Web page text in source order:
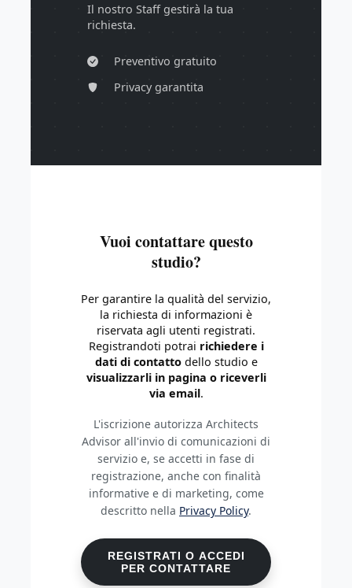
Il nostro Staff gestirà la tua
richiesta.
Preventivo gratuito
Privacy garantita
Vuoi contattare questo
studio?
Per garantire la qualità del servizio,
la richiesta di informazioni è
riservata agli utenti registrati.
Registrandoti potrai richiedere i
dati di contattodello studio e
visualizzarli in pagina o riceverli
via email.
L'iscrizione autorizza Architects
Advisor all'invio di comunicazioni di
servizio e, se accetti in fase di
registrazione, anche con finalità
informative e di marketing, come
descritto nella Privacy Policy.
REGISTRATI O ACCEDI
PER CONTATTARE